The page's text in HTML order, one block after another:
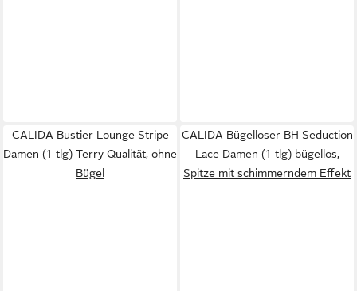
CALIDA Bustier Lounge Stripe
Damen (1-tlg) Terry Qualität, ohne
Bügel
CALIDA Bügelloser BH Seduction
Lace Damen (1-tlg) bügellos,
Spitze mit schimmerndem Effekt